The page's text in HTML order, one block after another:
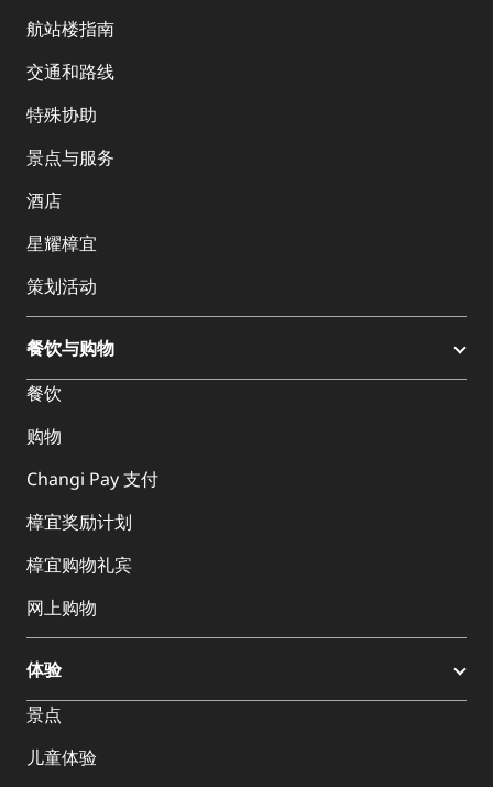
航站楼指南
交通和路线
特殊协助
景点与服务
酒店
星耀樟宜
策划活动
餐饮与购物
餐饮
购物
Changi Pay 支付
樟宜奖励计划
樟宜购物礼宾
网上购物
体验
景点
儿童体验